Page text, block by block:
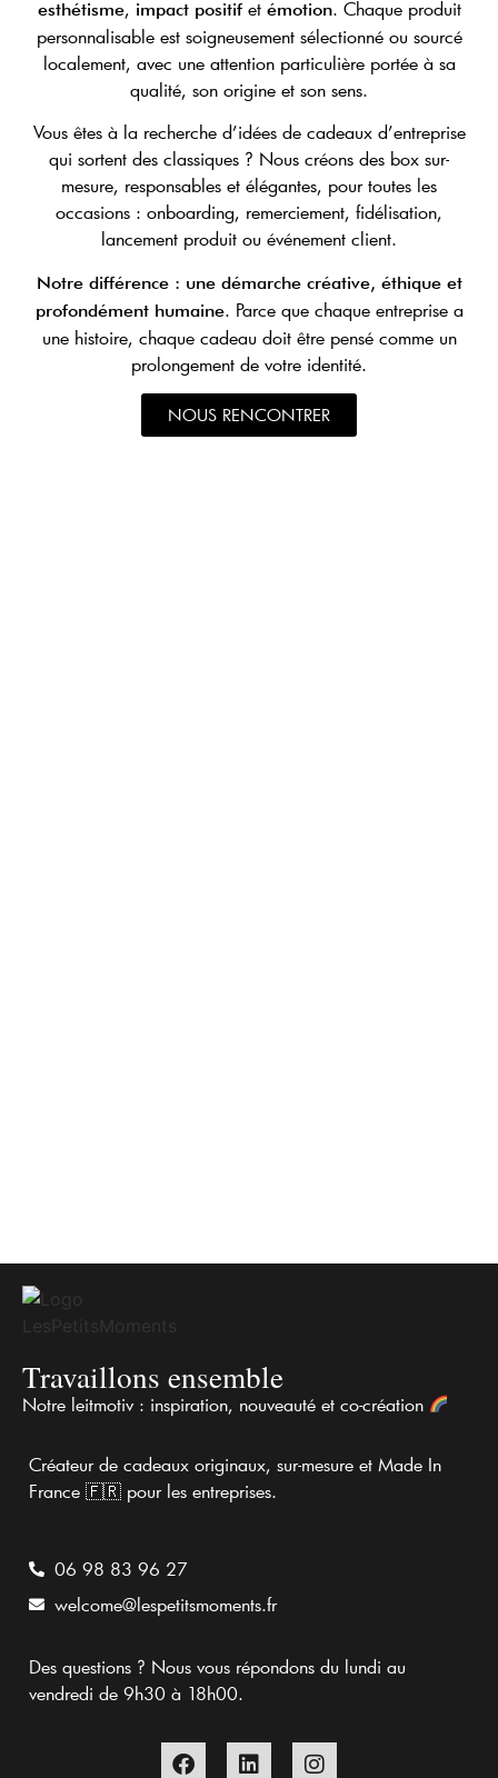
esthétisme, impact positifet émotion. Chaque produit
personnalisable est soigneusement sélectionné ou sourcé
localement, avec une attention particulière portée à sa
qualité, son origine et son sens.
Vous êtes à la recherche d’idées de cadeaux d’entreprise
qui sortent des classiques ? Nous créons des box sur-
mesure, responsables et élégantes, pour toutes les
occasions : onboarding, remerciement, fidélisation,
lancement produit ou événement client.
Notre différence : une démarche créative, éthique et
profondément humaine. Parce que chaque entreprise a
une histoire, chaque cadeau doit être pensé comme un
prolongement de votre identité.
NOUS RENCONTRER
Travaillons ensemble
Notre leitmotiv : inspiration, nouveauté et co-création
Créateur de cadeaux originaux, sur-mesure et Made In
France 🇫🇷 pour les entreprises.
06 98 83 96 27
welcome@lespetitsmoments.fr
Des questions ? Nous vous répondons du lundi au
vendredi de 9h30 à 18h00​.